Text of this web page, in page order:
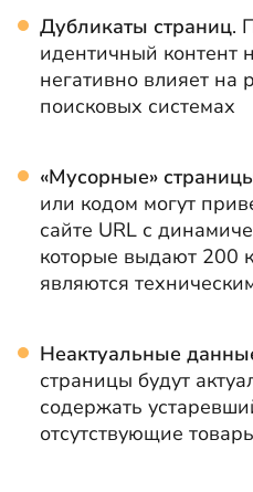
Дубликаты страниц.
идентичный контент
негативно влияет на
поисковых системах
«Мусорные»
или кодом могут
сайте URL с
которые выдают 200
являются
Неактуальные
страницы будут
содержать
отсутствующие